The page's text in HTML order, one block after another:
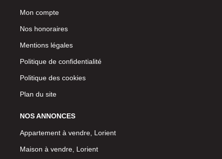
Mon compte
Nos honoraires
Mentions légales
Politique de confidentialité
Politique des cookies
Plan du site
NOS ANNONCES
Appartement à vendre, Lorient
Maison à vendre, Lorient